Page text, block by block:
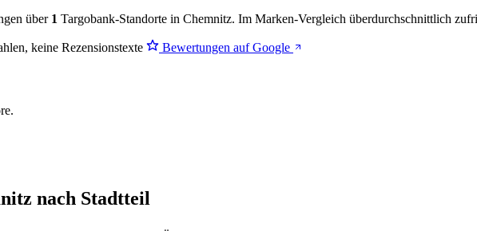
über 1 Targobank-Standorte in Chemnitz. Im Marken-Vergleich überdurchschnittlich
keine Rezensionstexte Bewertungen auf Google
nach Stadtteil